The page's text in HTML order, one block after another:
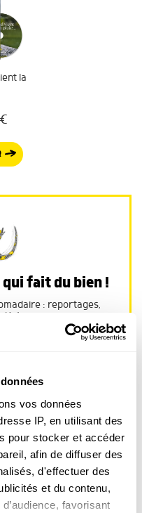
vos données
IP, en utilisant des
pour stocker et accéder
afin de diffuser des
d'effectuer des
et du contenu,
favorisant
la
€
fait du bien !
: reportages,
Nature, …
de confidentialité
.Vous pouvez
moment.